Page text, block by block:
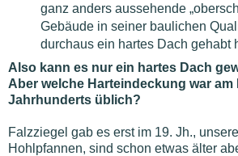
ganz anders aussehende
Gebäude in seiner baulichen
durchaus ein hartes Dach gehabt
Also kann es nur ein hartes Dach
Aber welche Harteindeckung war am
Jahrhunderts üblich?
Falzziegel gab es erst im 19. Jh.,
Hohlpfannen, sind schon etwas älter